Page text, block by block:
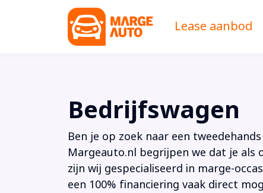
Lease aanbod
Bedrijfswagen
Ben je op zoek naar een
Margeauto.nl begrijpen we dat je als
zijn wij gespecialiseerd in marge-
een 100% financiering vaak direct